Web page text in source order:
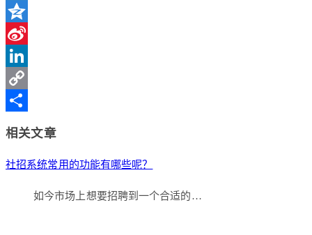
WeChat
Qzone
Sina
Weibo
LinkedIn
Copy
相关文章
社招系统常用的功能有哪些呢？
如今市场上想要招聘到一个合适的…